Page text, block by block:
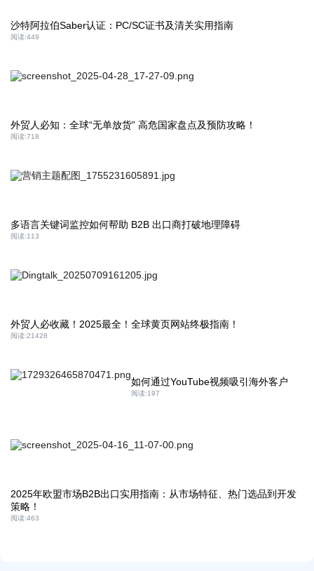
沙特阿拉伯Saber认证：PC/SC证书及清关实用指南
阅读:449
外贸人必知：全球“无单放货” 高危国家盘点及预防攻略！
阅读:718
多语言关键词监控如何帮助 B2B 出口商打破地理障碍
阅读:113
外贸人必收藏！2025最全！全球黄页网站终极指南！
阅读:21428
如何通过YouTube视频吸引海外客户
阅读:197
2025年欧盟市场B2B出口实用指南：从市场特征、热门选品到开发
策略！
阅读:463